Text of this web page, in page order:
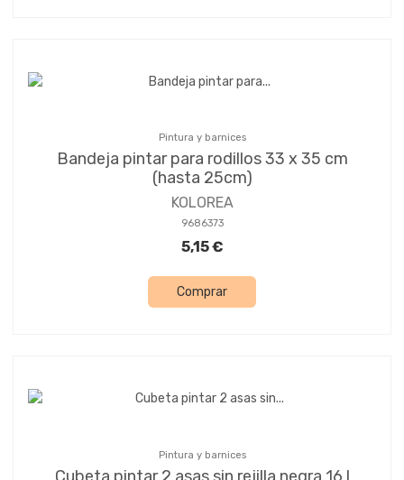
Pintura y barnices
Bandeja pintar para rodillos 33 x 35 cm
(hasta 25cm)
KOLOREA
9686373
5,15 €
Comprar
Pintura y barnices
Cubeta pintar 2 asas sin rejilla negra 16 l